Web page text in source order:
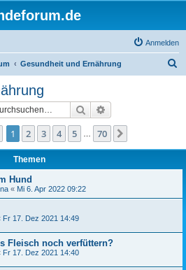
Anmelden
Gesundheit und Ernährung
Suche
Seite 1von 70
1 2 3 4 5 70
Themen
Hund
« Mi 6. Apr 2022 09:22
Fr 17. Dez 2021 14:49
Fleisch noch verfüttern?
Fr 17. Dez 2021 14:40